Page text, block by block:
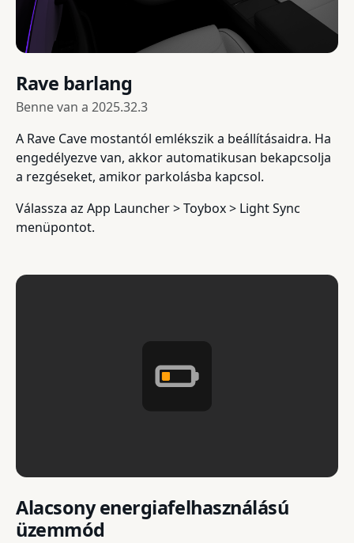
Rave barlang
Benne van a 2025.32.3
A Rave Cave mostantól emlékszik a beállításaidra. Ha
engedélyezve van, akkor automatikusan bekapcsolja
a rezgéseket, amikor parkolásba kapcsol.
Válassza az App Launcher > Toybox > Light Sync
menüpontot.
Alacsony energiafelhasználású
üzemmód